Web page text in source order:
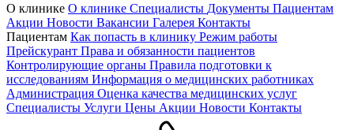
О клинике О клинике Специалисты Документы Пациентам
Акции Новости Вакансии Галерея Контакты
Пациентам Как попасть в клинику Режим работы
Прейскурант Права и обязанности пациентов
Контролирующие органы Правила подготовки к
исследованиям Информация о медицинских работниках
Администрация Оценка качества медицинских услуг
Специалисты Услуги Цены Акции Новости Контакты